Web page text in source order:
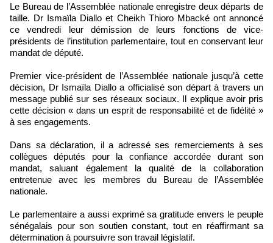
Le Bureau de l’Assemblée nationale enregistre deux départs de
taille. Dr Ismaïla Diallo et Cheikh Thioro Mbacké ont annoncé
ce vendredi leur démission de leurs fonctions de vice-
présidents de l’institution parlementaire, tout en conservant leur
mandat de député.
Premier vice-président de l’Assemblée nationale jusqu’à cette
décision, Dr Ismaïla Diallo a officialisé son départ à travers un
message publié sur ses réseaux sociaux. Il explique avoir pris
cette décision « dans un esprit de responsabilité et de fidélité »
à ses engagements.
Dans sa déclaration, il a adressé ses remerciements à ses
collègues députés pour la confiance accordée durant son
mandat, saluant également la qualité de la collaboration
entretenue avec les membres du Bureau de l’Assemblée
nationale.
Le parlementaire a aussi exprimé sa gratitude envers le peuple
sénégalais pour son soutien constant, tout en réaffirmant sa
détermination à poursuivre son travail législatif.